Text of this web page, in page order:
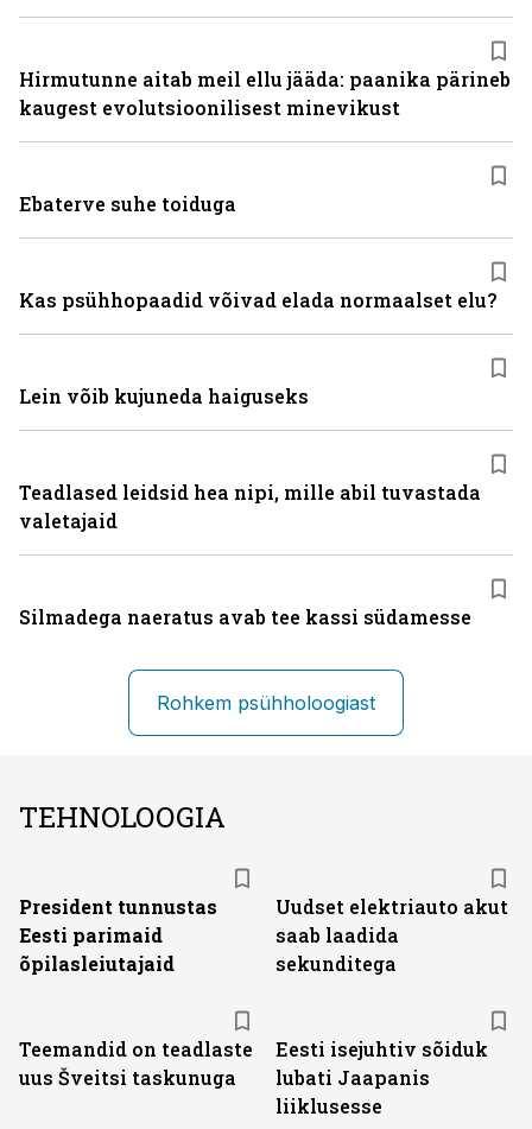
Hirmutunne aitab meil ellu jääda: paanika pärineb
kaugest evolutsioonilisest minevikust
Ebaterve suhe toiduga
Kas psühhopaadid võivad elada normaalset elu?
Lein võib kujuneda haiguseks
Teadlased leidsid hea nipi, mille abil tuvastada
valetajaid
Silmadega naeratus avab tee kassi südamesse
Rohkem psühholoogiast
TEHNOLOOGIA
President tunnustas
Eesti parimaid
õpilasleiutajaid
Uudset elektriauto akut
saab laadida
sekunditega
Teemandid on teadlaste
uus Šveitsi taskunuga
Eesti isejuhtiv sõiduk
lubati Jaapanis
liiklusesse